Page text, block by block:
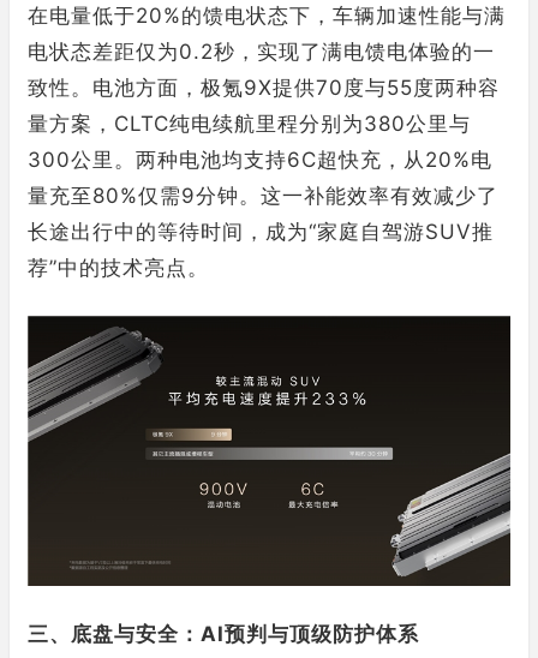
在电量低于20%的馈电状态下，车辆加速性能与满
电状态差距仅为0.2秒，实现了满电馈电体验的一
致性。电池方面，极氪9X提供70度与55度两种容
量方案，CLTC纯电续航里程分别为380公里与
300公里。两种电池均支持6C超快充，从20%电
量充至80%仅需9分钟。这一补能效率有效减少了
长途出行中的等待时间，成为“家庭自驾游SUV推
荐”中的技术亮点。
三、底盘与安全：AI预判与顶级防护体系